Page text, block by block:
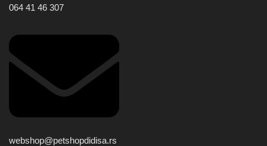
064 41 46 307
webshop@petshopdidisa.rs